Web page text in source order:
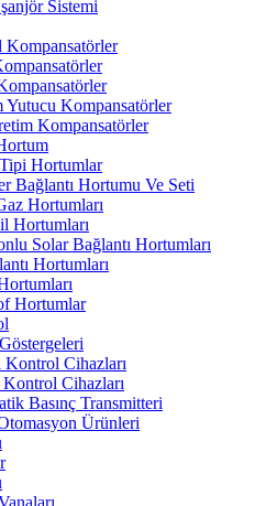
Sistemi
Kompansatörler
Yutucu Kompansatörler
Kompansatörler
Hortumlar
Bağlantı Hortumu Ve Seti
Hortumları
Hortumları
Solar Bağlantı Hortumları
Hortumları
Hortumlar
Kontrol Cihazları
Cihazları
Basınç Transmitteri
Ürünleri